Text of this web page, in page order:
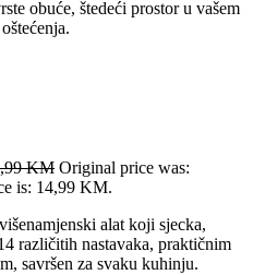
obuće, štedeći prostor u vašem
KM Original price was:
is: 14,99 KM.
alat koji sjecka,
različitih nastavaka, praktičnim
savršen za svaku kuhinju.